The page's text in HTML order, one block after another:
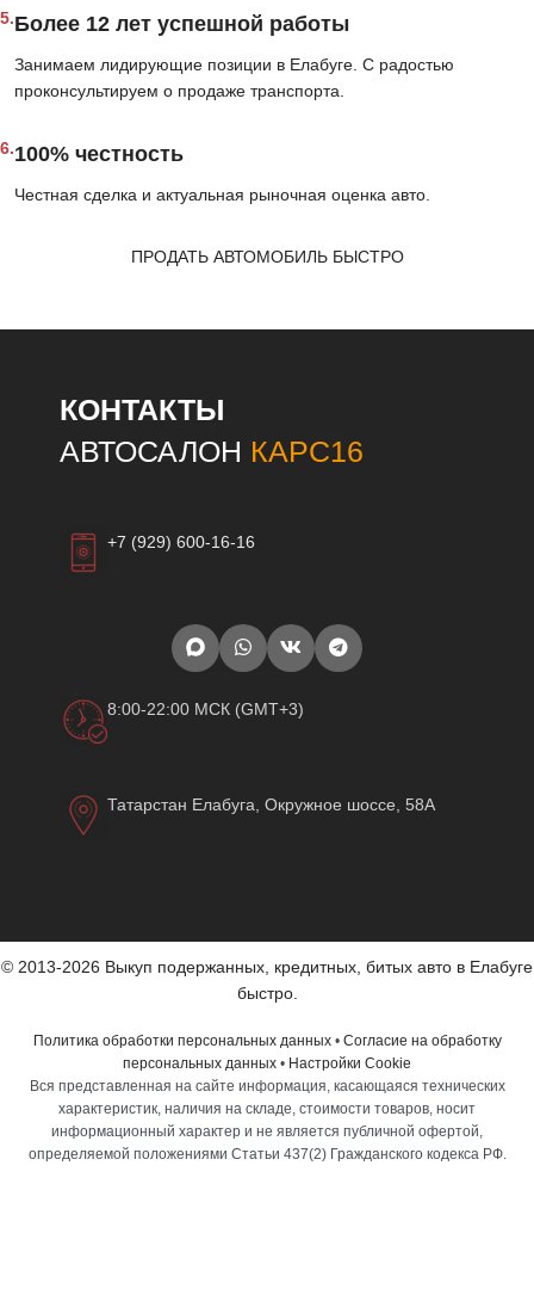
5.Более 12 лет успешной работы
Занимаем лидирующие позиции в Елабуге. С радостью
проконсультируем о продаже транспорта.
6.100% честность
Честная сделка и актуальная рыночная оценка авто.
ПРОДАТЬ АВТОМОБИЛЬ БЫСТРО
КОНТАКТЫ
АВТОСАЛОН КАРС16
+7 (929) 600-16-16
8:00-22:00 МСК (GMT+3)
Татарстан Елабуга, Окружное шоссе, 58А
© 2013-2026 Выкуп подержанных, кредитных, битых авто в Елабуге
быстро.
Политика обработки персональных данных• Согласие на обработку
персональных данных • Настройки Cookie
Вся представленная на сайте информация, касающаяся технических
характеристик, наличия на складе, стоимости товаров, носит
информационный характер и не является публичной офертой,
определяемой положениями Статьи 437(2) Гражданского кодекса РФ.